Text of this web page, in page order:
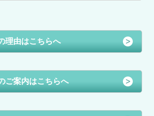
理由はこちらへ
ご案内はこちらへ